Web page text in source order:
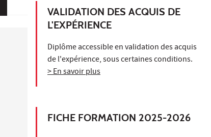
VALIDATION DES ACQUIS DE
L'EXPÉRIENCE
Diplôme accessible en validation des acquis
de l'expérience, sous certaines conditions.
> En savoir plus
FICHE FORMATION 2025-2026